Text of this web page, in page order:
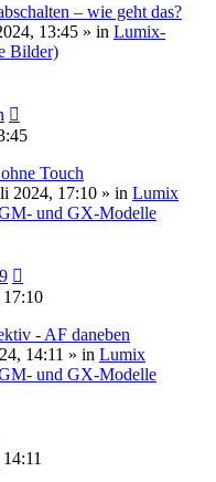
– wie geht das?
13:45 » in Lumix-
Bilder)
Touch
2024, 17:10 » in Lumix
und GX-Modelle
- AF daneben
14:11 » in Lumix
und GX-Modelle